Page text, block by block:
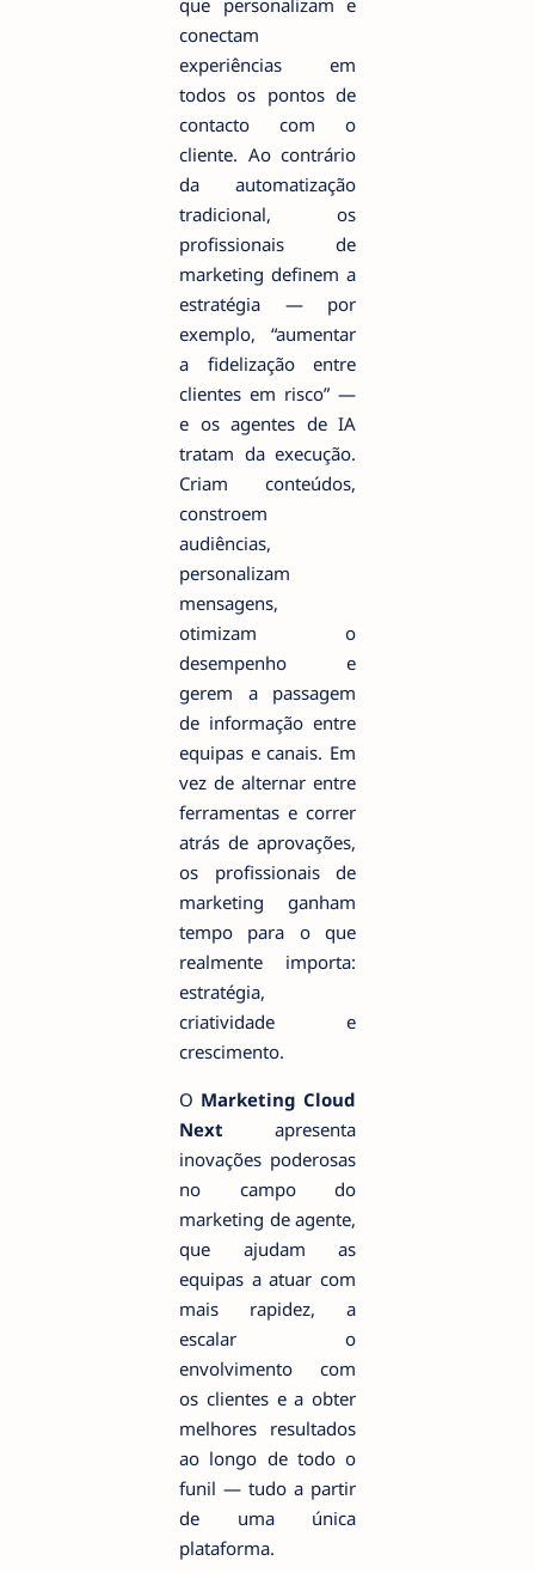
conectam
experiências em
todos os pontos de
contacto com o
cliente. Ao contrário
da automatização
tradicional, os
profissionais de
marketing definem a
estratégia — por
exemplo, “aumentar
a fidelização entre
clientes em risco” —
e os agentes de IA
tratam da execução.
Criam conteúdos,
constroem
audiências,
personalizam
mensagens,
otimizam o
desempenho e
gerem a passagem
de informação entre
equipas e canais. Em
vez de alternar entre
ferramentas e correr
atrás de aprovações,
os profissionais de
marketing ganham
tempo para o que
realmente importa:
estratégia,
criatividade e
crescimento.
O Marketing Cloud
Next apresenta
inovações poderosas
no campo do
marketing de agente,
que ajudam as
equipas a atuar com
mais rapidez, a
escalar o
envolvimento com
os clientes e a obter
melhores resultados
ao longo de todo o
funil — tudo a partir
de uma única
plataforma.